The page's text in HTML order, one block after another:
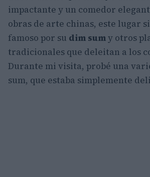
impactante y un comedor
obras de arte chinas, este lugar
famoso por su dim sumy otros
tradicionales que deleitan a los
Durante mi visita, probé una
sum, que estaba simplemente